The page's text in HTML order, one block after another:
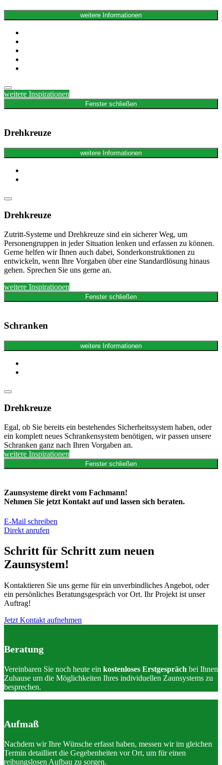
weitere Informationen
weitere Inspirationen
Fenster schließen
Drehkreuze
weitere Informationen
Drehkreuze
Zutritt-Systeme und Drehkreuze sind ein sicherer Weg, um
Personengruppen in jeder Situation lenken und erfassen zu können.
Gerne helfen wir Ihnen auch dabei, Sonderkonstruktionen zu
entwickeln, wenn Ihre Vorgaben über eine Standardlösung hinaus
gehen. Sprechen Sie uns gerne an.
weitere Inspirationen
Fenster schließen
Schranken
weitere Informationen
Drehkreuze
Egal, ob Sie bereits ein bestehendes Sicherheitssystem haben, oder
ein komplett neues Schrankensystem benötigen, wir passen unsere
Schranken ganz nach Ihren Vorgaben an.
weitere Inspirationen
Fenster schließen
Zaunsysteme direkt vom Fachmann!
Nehmen Sie jetzt Kontakt auf und lassen sich beraten.
E-Mail schreiben
Direkt anrufen
Schritt für Schritt zum neuen
Zaunsystem!
Kontaktieren Sie uns gerne für ein unverbindliches Angebot, oder
ein persönliches Beratungsgespräch vor Ort. Ihr Projekt ist unser
Auftrag!
Jetzt Kontakt aufnehmen
Beratung
Vereinbaren Sie noch heute ein kostenloses Erstgespräch bei Ihnen
Zuhause um die Möglichkeiten Ihres individuellen Zaunsystems zu
besprechen.
Aufmaß
Nachdem wir Ihre Wünsche erfasst haben, messen wir im gleichen
Termin detailliert die Gegebenheiten vor Ort, um für einen
reibungslosen Aufbau zu sorgen.